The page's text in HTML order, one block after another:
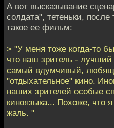
А вот высказывание
солдата", тетеньки, после
такое ее фильм:
> "У меня тоже когда-то
что наш зритель -
самый вдумчивый,
"отдыхательное" кино.
наших зрителей особые
киноязыка... Похоже, что
жаль. "